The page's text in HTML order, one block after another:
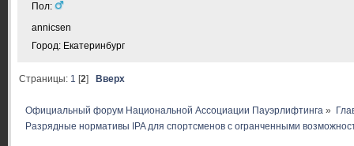
Пол:
annicsen
Город: Екатеринбург
Страницы: 1 [2] Вверх
Официальный форум Национальной Ассоциации Пауэрлифтинга »
Разрядные нормативы IPA для спортсменов с огранченными